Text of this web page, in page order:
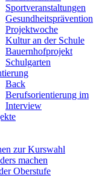
Sportveranstaltungen
Gesundheitsprävention
Projektwoche
Kultur an der Schule
Bauernhofprojekt
Schulgarten
Back
Berufsorientierung im
Interview
zur Kurswahl
machen
Oberstufe